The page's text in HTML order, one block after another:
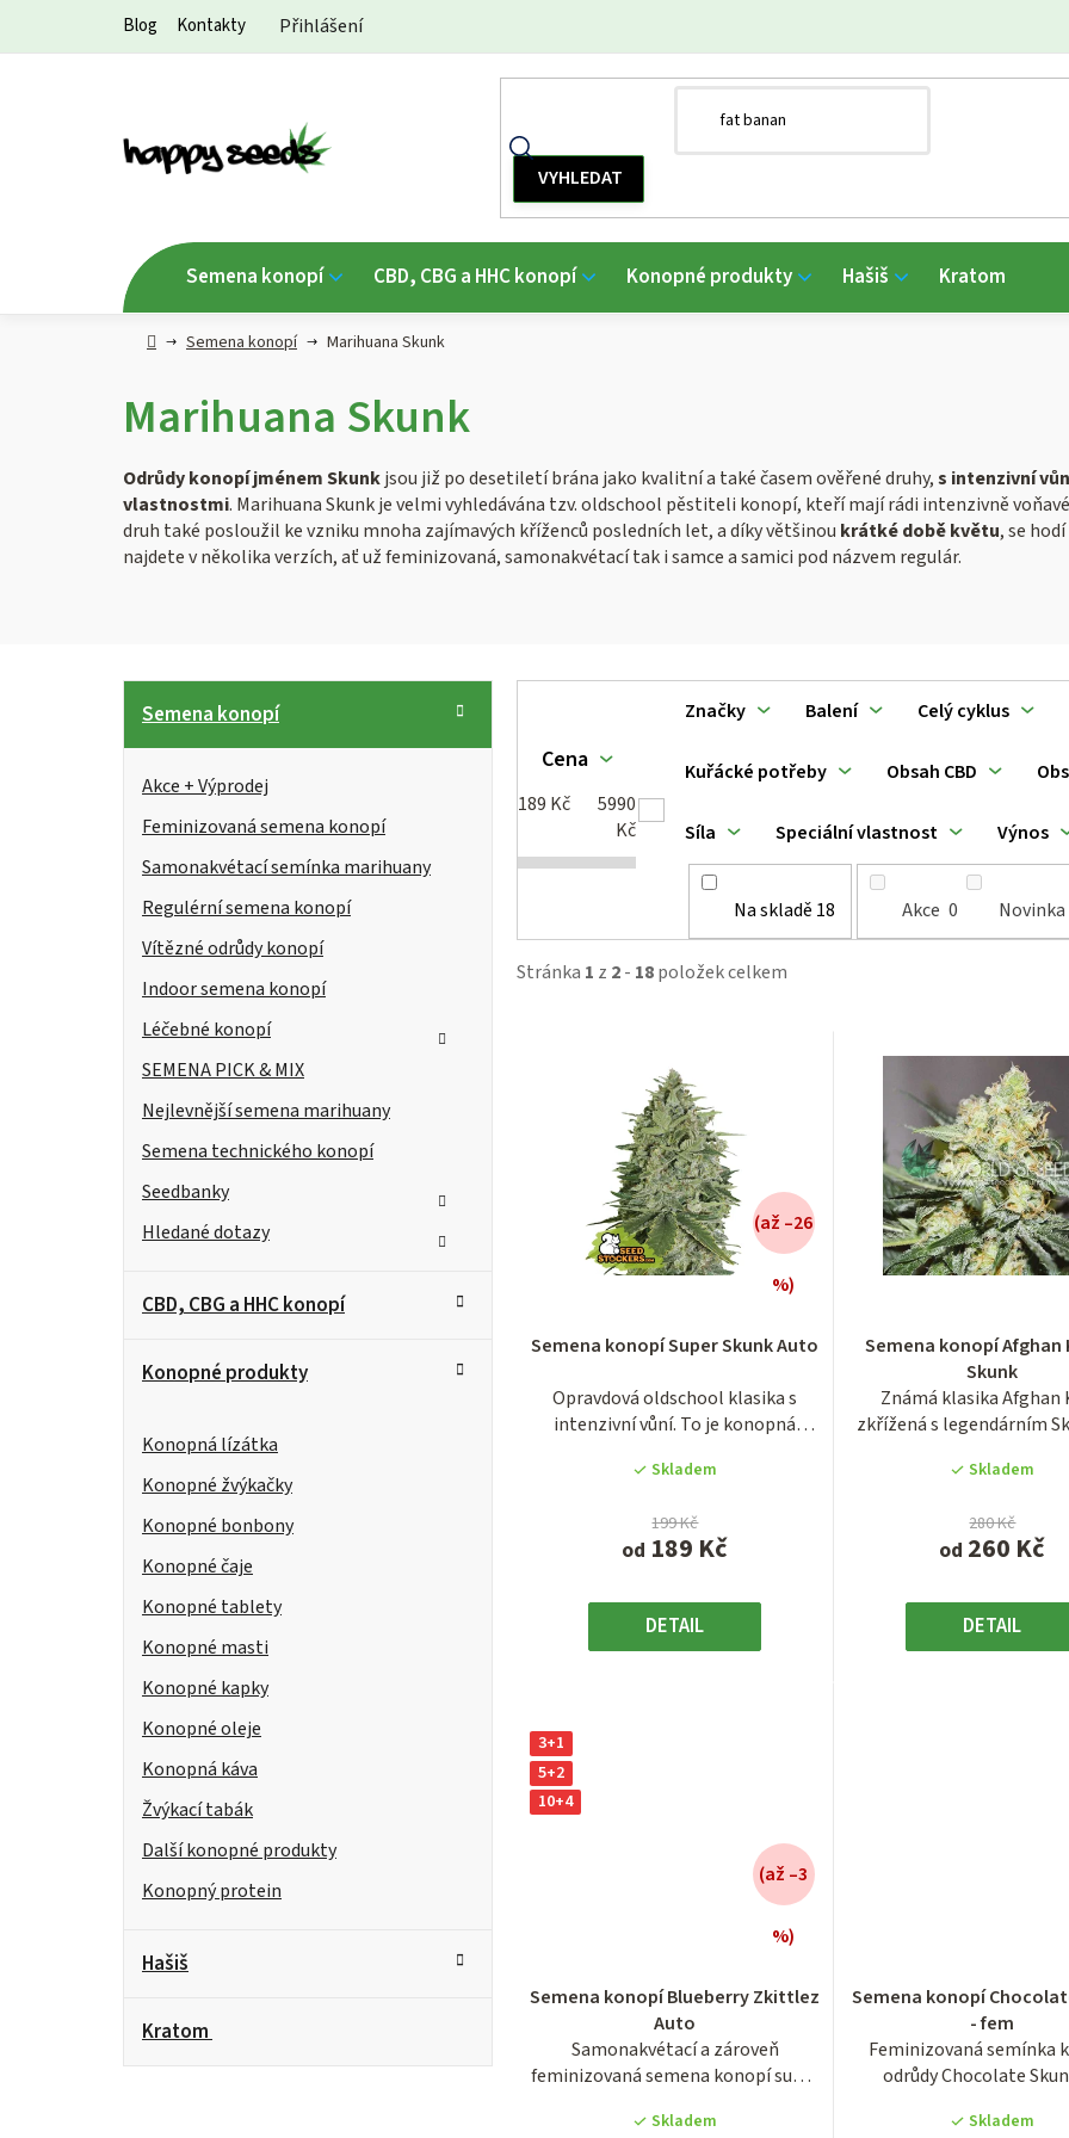
Blog Kontakty Přihlášení
Semena konopí CBD, CBG a HHC konopí Konopné produkty Hašiš Kratom
HlavníSemena konopí Marihuana Skunk
Marihuana Skunk
Odrůdy konopí jménem Skunkjsou již po desetiletí brána jako kvalitní a také časem ověřené druhy,s intenzivní
vlastnostmi. Marihuana Skunk je velmi vyhledávána tzv. oldschool pěstiteli konopí, kteří mají rádi intenzivně
druh také posloužil ke vzniku mnoha zajímavých kříženců posledních let, a díky většinou krátké době květu, se
najdete v několika verzích, ať už feminizovaná, samonakvétací tak i samce a samici pod názvem regulár.
P
o
a
n
n
p
a
n
kategorie
K
t
Semena konopí
Akce + Výprodej
Feminizovaná semena konopí
Samonakvétací semínka marihuany
Regulérní semena konopí
Vítězné odrůdy konopí
Indoor semena konopí
Léčebné konopí
SEMENA PICK & MIX
Nejlevnější semena marihuany
Semena technického konopí
Seedbanky
Hledané dotazy
CBD, CBG a HHC konopí
Konopné produkty
Konopná lízátka
Konopné žvýkačky
Konopné bonbony
Konopné čaje
Konopné tablety
Konopné masti
Konopné kapky
Konopné oleje
Konopná káva
Žvýkací tabák
Další konopné produkty
Konopný protein
Hašiš
Kratom
Stránka 1 z 2- 18položek celkem
Cena
189 Kč
5990
Kč
Na skladě 18 Akce 0 Novinka
Značky Balení Celý cyklus
Kuřácké potřeby Obsah CBD
Síla Speciální vlastnost Výnos
p
i
p
r
Semena konopí Super Skunk Auto
Opravdová oldschool klasika s
intenzivní vůní. To je konopná
Skladem
od 189 Kč
199 Kč
(až –26
%)
DETAIL
produktu
3,7
z
hvězdiček.
Semena konopí Afghan
Skunk
Známá klasika Afghan
zkřížená s legendárním
Skladem
od 260 Kč
280 Kč
DETAIL
produktu
je
3,4
z
hvězdiček.
3+1
5+2
10+4
Semena konopí Blueberry Zkittlez
Auto
Samonakvétací a zároveň
feminizovaná semena konopí super
Skladem
(až –3
%)
produktu
je
3,8
z
hvězdiček.
Semena konopí
- fem
Feminizovaná semínka
odrůdy Chocolate
Skladem
produktu
je
3,8
z
hvězdiček.